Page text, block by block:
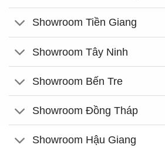
Showroom Tiền Giang
Showroom Tây Ninh
Showroom Bến Tre
Showroom Đồng Tháp
Showroom Hậu Giang